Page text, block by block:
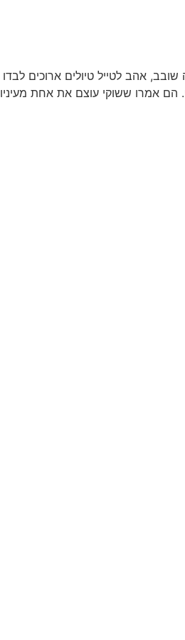
היה שובב, אהב לטייל טיולים ארוכים לבדו
הם אמרו ששוקי עוצם את אחת מעיניו